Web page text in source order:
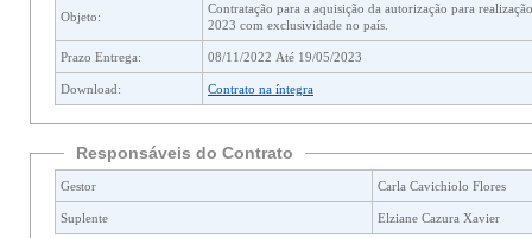
Objeto:
Contratação para a aquisição da autorização para realização do Smart City Expo Abroad no Brasil, na cidade de Curitiba como Host City (cidade-sede) para o ano de
2023 com exclusividade no país.
Prazo Entrega: 08/11/2022 Até 19/05/2023
Download: Contrato na íntegra
Responsáveis do Contrato
Gestor Carla Cavichiolo Flores
Suplente Elziane Cazura Xavier